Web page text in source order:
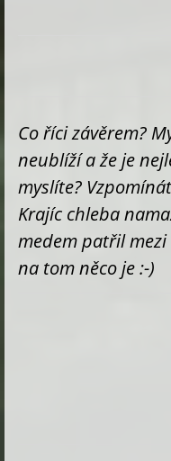
Co říci závěrem?
neublíží a že je
myslíte?
Krajíc chleba
medem patřil
na tom něco je :-)